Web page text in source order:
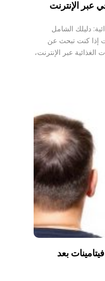
عبر الإنترنت
دليلك الشامل
إذا كنت تبحث عن
عبر الإنترنت،
بعد